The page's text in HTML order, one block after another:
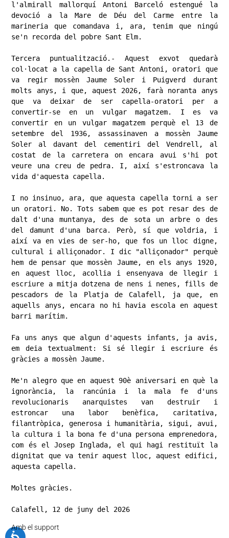
l'almirall mallorquí Antoni Barceló estengué la
devoció a la Mare de Déu del Carme entre la
marineria ​que comandava i, ara, tenim que ningú
se'n recorda del pobre Sant Elm.
​Tercera puntualització.- Aquest exvot quedarà
col·locat a la capella de Sant Antoni, oratori que
va regir mossèn Jaume Soler i Puigverd durant
molts anys, i que, aquest 2026, farà noranta anys
que va deixar de ser capella-oratori per a
convertir-se en un vulgar magatzem. I es va
convertir en un vulgar magatzem perquè el 13 de
setembre del 1936, assassinaven a mossèn Jaume
Soler al davant del cementiri del Vendrell, al
costat de la carretera on encara avui s'hi pot
veure una creu de pedra. I, així s'estroncava la
vida d'aquesta capella.
​I no insinuo, ara, que aquesta capella torni a ser
un oratori. No. Tots sabem que es pot resar des de
dalt d'una muntanya, des de sota un arbre o des
del damunt d'una barca. Però, sí que voldria, i
així va en vies de ser-ho, que fos un lloc digne,
cultural i alliçonador. I dic "alliçonador" perquè
hem de pensar que mossèn Jaume, en els anys 1920,
en aquest lloc, acollia i ensenyava de llegir i
escriure a mitja dotzena de nens i nenes, fills de
pescadors de la Platja de Calafell, ja que, en
aquells anys, encara no hi havia escola en aquest
barri marítim.
​Fa uns anys que algun d'aquests infants, ja avis,
em deia textualment: Si sé llegir i escriure és
gràcies a mossèn Jaume.
​Me'n alegro que en aquest 90è aniversari en què la
ignorància, la rancúnia i la mala fe d'uns
revolucionaris anarquistes van destruir i
estroncar una labor benèfica, caritativa,
filantròpica, generosa i humanitària, sigui, avui,
la cultura i la bona fe d'una persona emprenedora,
com és el Josep Inglada, el qui hagi restituït la
dignitat que va tenir aquest lloc, aquest edifici,
aquesta capella.
​Moltes gràcies.
​Calafell, 12 de juny del 2026
Amb el support